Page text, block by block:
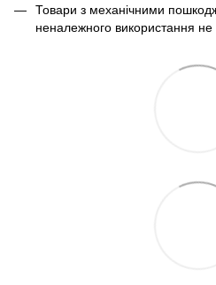
Товари з механічними
неналежного використання не